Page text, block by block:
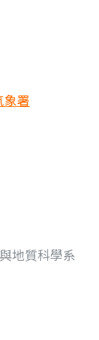
象署
地質科學系